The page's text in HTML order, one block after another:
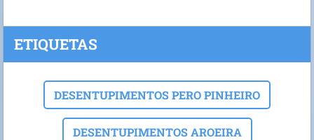
ETIQUETAS
DESENTUPIMENTOS PERO PINHEIRO
DESENTUPIMENTOS AROEIRA